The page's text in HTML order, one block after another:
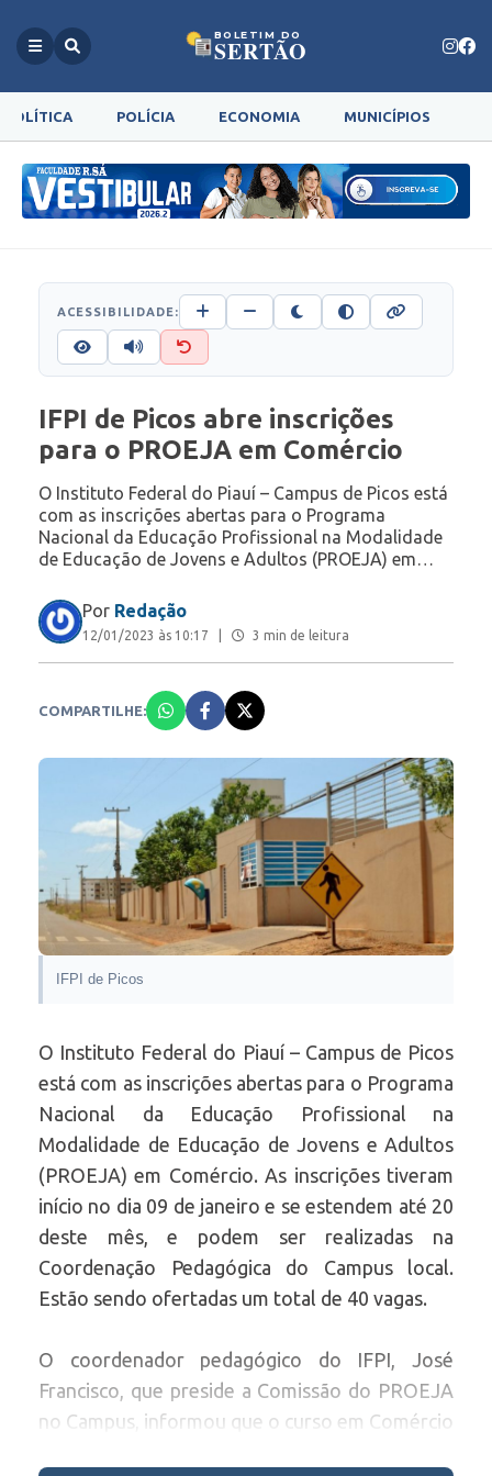
BOLETIM DO
SERTÃO
POLÍTICA POLÍCIA ECONOMIA MUNICÍPIOS
ACESSIBILIDADE:
IFPI de Picos abre inscrições
para o PROEJA em Comércio
O Instituto Federal do Piauí – Campus de Picos está
com as inscrições abertas para o Programa
Nacional da Educação Profissional na Modalidade
de Educação de Jovens e Adultos (PROEJA) em…
Por Redação
12/01/2023 às 10:17 3 min de leitura
COMPARTILHE:
IFPI de Picos
O Instituto Federal do Piauí – Campus de Picos
está com as inscrições abertas para o Programa
Nacional da Educação Profissional na
Modalidade de Educação de Jovens e Adultos
(PROEJA) em Comércio. As inscrições tiveram
início no dia 09 de janeiro e se estendem até 20
deste mês, e podem ser realizadas na
Coordenação Pedagógica do Campus local.
Estão sendo ofertadas um total de 40 vagas.
O coordenador pedagógico do IFPI, José
Francisco, que preside a Comissão do PROEJA
no Campus, informou que o curso em Comércio